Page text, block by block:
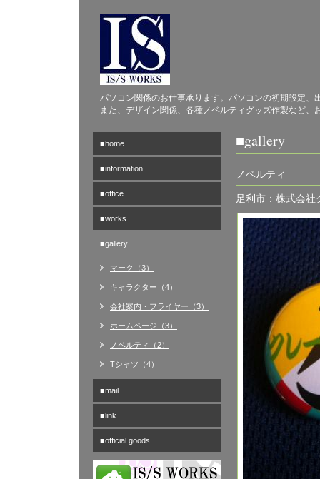
パソコン関係のお仕事承ります。パソコンの初期設定、
また、デザイン関係、各種ノベルティグッズ作製など、
■gallery
ノベルティ
足利市：株式会社
■home
■information
■office
■works
■gallery
マーク（3）
キャラクター（4）
会社案内・フライヤー（3）
ホームページ（3）
ノベルティ（2）
Tシャツ（4）
■mail
■link
■official goods